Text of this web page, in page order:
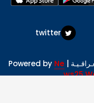
twitter
Ne
ws25